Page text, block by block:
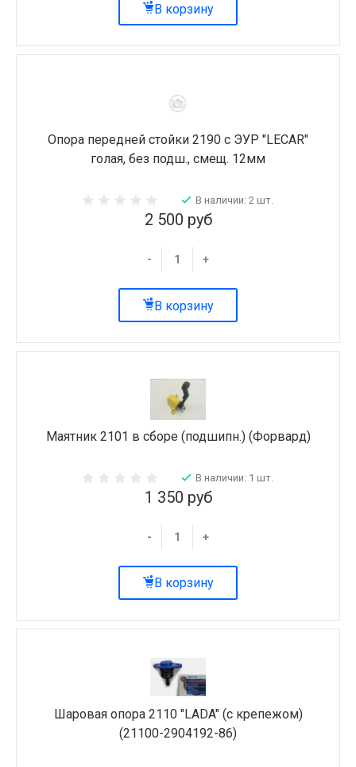
В корзину
Опора передней стойки 2190 с ЭУР "LECAR"
голая, без подш., смещ. 12мм
В наличии: 2 шт.
2 500 руб
- +
В корзину
Маятник 2101 в сборе (подшипн.) (Форвард)
В наличии: 1 шт.
1 350 руб
- +
В корзину
Шаровая опора 2110 "LADA" (с крепежом)
(21100-2904192-86)